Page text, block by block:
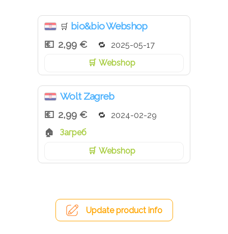
..od kojih šećeri: 2.5 g
Bjelančevine: 12.4 g
🛒 bio&bio Webshop
2,99 €
2025-05-17
Webshop
Wolt Zagreb
2,99 €
2024-02-29
Загреб
Webshop
Update product info